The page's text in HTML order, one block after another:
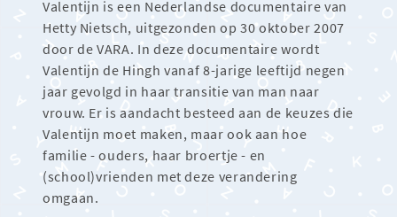
Valentijn is een Nederlandse documentaire van
Hetty Nietsch, uitgezonden op 30 oktober 2007
door de VARA. In deze documentaire wordt
Valentijn de Hingh vanaf 8-jarige leeftijd negen
jaar gevolgd in haar transitie van man naar
vrouw. Er is aandacht besteed aan de keuzes die
Valentijn moet maken, maar ook aan hoe
familie - ouders, haar broertje - en
(school)vrienden met deze verandering
omgaan.